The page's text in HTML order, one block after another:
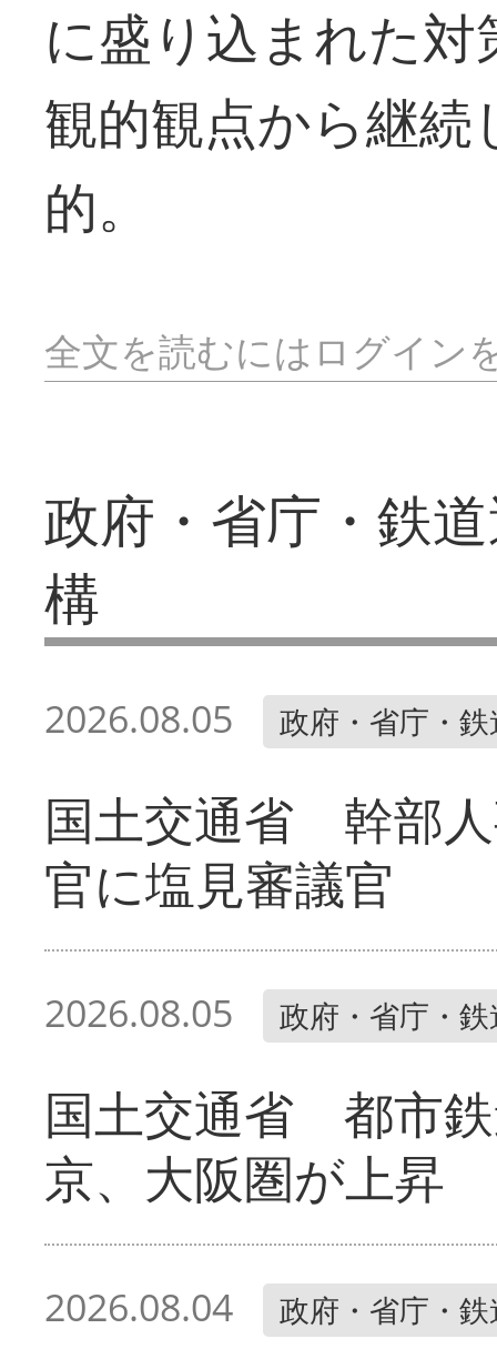
に盛り込まれた
観的観点から継
的。
全文を読むにはログイン
政府・省庁・鉄
構
2026.08.05 政府・省庁・
国土交通省 幹部
官に塩見審議官
2026.08.05 政府・省庁・
国土交通省 都市
京、大阪圏が上昇
2026.08.04 政府・省庁・